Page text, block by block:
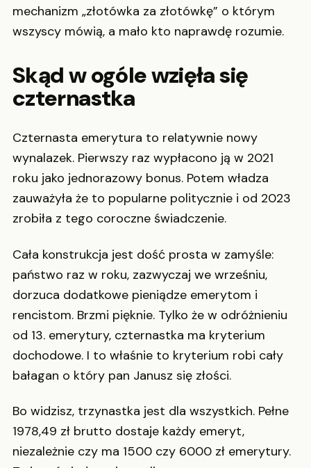
mechanizm „złotówka za złotówkę” o którym
wszyscy mówią, a mało kto naprawdę rozumie.
Skąd w ogóle wzięła się
czternastka
Czternasta emerytura to relatywnie nowy
wynalazek. Pierwszy raz wypłacono ją w 2021
roku jako jednorazowy bonus. Potem władza
zauważyła że to popularne politycznie i od 2023
zrobiła z tego coroczne świadczenie.
Cała konstrukcja jest dość prosta w zamyśle:
państwo raz w roku, zazwyczaj we wrześniu,
dorzuca dodatkowe pieniądze emerytom i
rencistom. Brzmi pięknie. Tylko że w odróżnieniu
od 13. emerytury, czternastka ma kryterium
dochodowe. I to właśnie to kryterium robi cały
bałagan o który pan Janusz się złości.
Bo widzisz, trzynastka jest dla wszystkich. Pełne
1978,49 zł brutto dostaje każdy emeryt,
niezależnie czy ma 1500 czy 6000 zł emerytury.